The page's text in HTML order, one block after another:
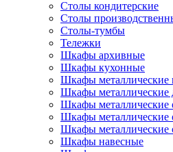
Столы кондитерские
Столы
Столы-тумбы
Тележки
Шкафы архивные
Шкафы кухонные
Шкафы металлические
Шкафы металлические
Шкафы металлические
Шкафы металлические
Шкафы металлические
Шкафы навесные